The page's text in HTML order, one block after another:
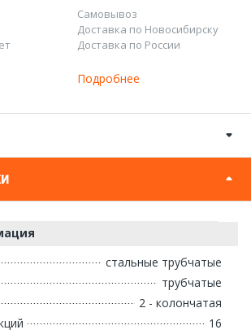
Самовывоз
Доставка по Новосибирску
Доставка по России
Подробнее
стальные трубчатые
трубчатые
2 - колончатая
16